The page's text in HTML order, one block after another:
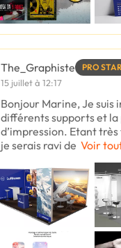
The_Graphiste PRO
15 juillet à 12:17
Bonjour Marine, Je suis
différents supports et
d’impression. Etant
je serais ravi de Voir